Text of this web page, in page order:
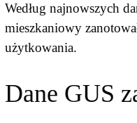
Według najnowszych
mieszkaniowy
użytkowania.
Dane GUS